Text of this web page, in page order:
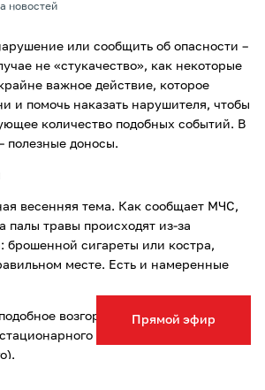
Прямой эфир
новостей
или сообщить об опасности –
не «стукачество», как некоторые
важное действие, которое
и помочь наказать нарушителя, чтобы
количество подобных событий. В
полезные доносы.
весенняя тема. Как сообщает МЧС,
палы травы происходят из-за
брошенной сигареты или костра,
месте. Есть и намеренные
возгорание, то звоните по
телефона) и «101» или